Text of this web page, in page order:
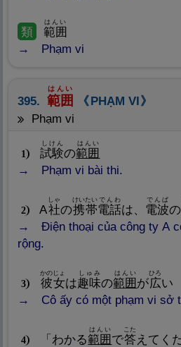
類 範囲
はんい
Phạm vi
395. 範囲
bao quanh
はんい
PHẠM VI
phạm vi
1 試験
しけん
の範囲
bao quanh
はんい
Phạm vi bài thi.
2 A社
しゃ
の携帯
けいたい
電話
でんわ
は、 電波
でんぱ
の
Điện thoại của công ty A
rộng.
3 彼女
かのじょ
は趣
hiện
味
しゅみ
の範囲
bao quanh
はんい
が広
ひろ
い
Cô ấy có một phạm vi sở
4 「わかる範囲
はんい
で答
こた
えてく